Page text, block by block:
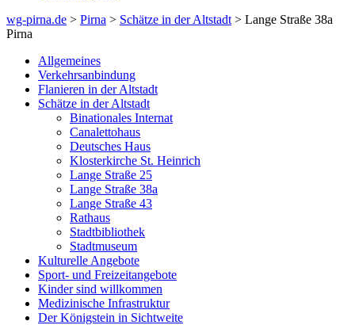
wg-pirna.de > Pirna > Schätze in der Altstadt > Lange Straße 38a
Pirna
Allgemeines
Verkehrsanbindung
Flanieren in der Altstadt
Schätze in der Altstadt
Binationales Internat
Canalettohaus
Deutsches Haus
Klosterkirche St. Heinrich
Lange Straße 25
Lange Straße 38a
Lange Straße 43
Rathaus
Stadtbibliothek
Stadtmuseum
Kulturelle Angebote
Sport- und Freizeitangebote
Kinder sind willkommen
Medizinische Infrastruktur
Der Königstein in Sichtweite